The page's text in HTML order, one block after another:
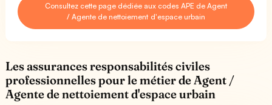
Consultez cette page dédiée aux codes APE de Agent
/ Agente de nettoiement d'espace urbain
Les assurances responsabilités civiles
professionnelles pour le métier de Agent /
Agente de nettoiement d'espace urbain